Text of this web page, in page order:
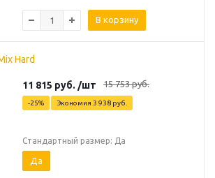
В корзину
Hard
11 815 руб. /шт 15 753руб.
-25% Экономия 3 938 руб.
Стандартный размер: Да
Да